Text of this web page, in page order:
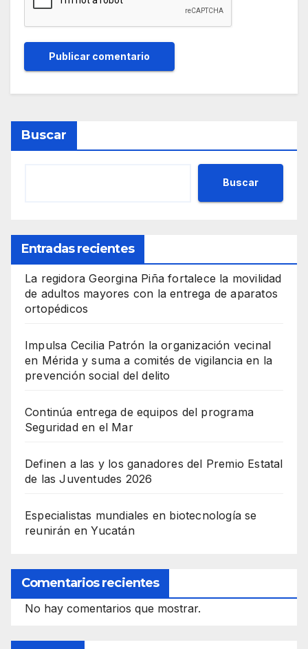
Buscar
Buscar
Entradas recientes
La regidora Georgina Piña fortalece la movilidad
de adultos mayores con la entrega de aparatos
ortopédicos
Impulsa Cecilia Patrón la organización vecinal
en Mérida y suma a comités de vigilancia en la
prevención social del delito
Continúa entrega de equipos del programa
Seguridad en el Mar
Definen a las y los ganadores del Premio Estatal
de las Juventudes 2026
Especialistas mundiales en biotecnología se
reunirán en Yucatán
Comentarios recientes
No hay comentarios que mostrar.